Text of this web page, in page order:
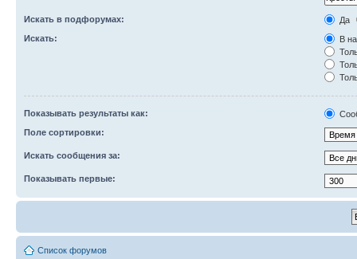
Искать в подфорумах:
Да
Искать:
В
Показывать результаты как:
Поле сортировки:
Искать сообщения за:
Показывать первые:
Список форумов